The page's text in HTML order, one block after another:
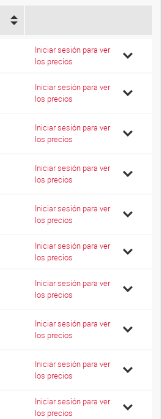
Iniciar sesión para ver
los precios
Iniciar sesión para ver
los precios
Iniciar sesión para ver
los precios
Iniciar sesión para ver
los precios
Iniciar sesión para ver
los precios
Iniciar sesión para ver
los precios
Iniciar sesión para ver
los precios
Iniciar sesión para ver
los precios
Iniciar sesión para ver
los precios
Iniciar sesión para ver
los precios